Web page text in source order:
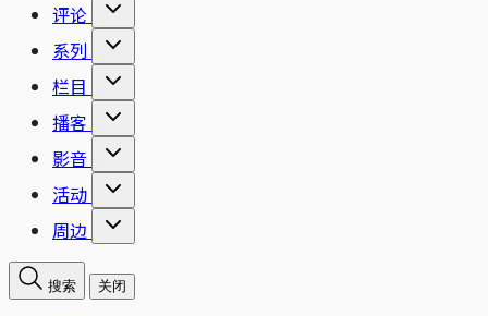
评论
系列
栏目
播客
影音
活动
周边
搜索 关闭